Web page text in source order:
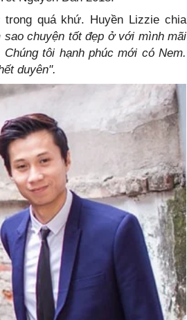
quá khứ. Huyền Lizzie chia
sao chuyện tốt đẹp ở với mình mãi
tôi hạnh phúc mới có Nem.
duyên".